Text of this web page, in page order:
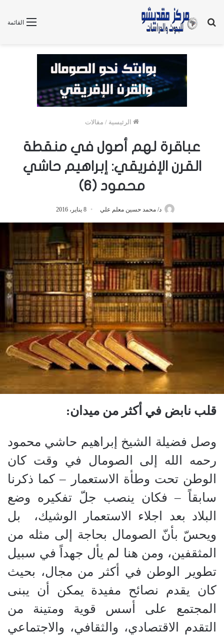
القائمة
بحث
الرئيسية / مقالات
عباقرة لهم أصول في منقطة
القرن الإفريقي: إبراهيم حاشي
محمود (6)
د/ محمد حسين معلم علي 8 يناير، 2016
قلب نابض في أكثر من ميدان:
وصل فضيلة الشيخ إبراهيم حاشي محمود
رحمه الله إلى الصومال في وقت كان
الوطن تحت وطأة الاستعمار
– كما ذكرنا
سابقاً – فكان ينصب جلّ تفكيره وضع
البلاد بعد اجلاء الاستعمار الوشيك،
بل
ويحسّ بأنّ الصومال بحاجة إلى مثله من
المثقفين، ومن هنا لم يأل جهداً في سبيل
تطوير الوطن في أكثر من مجال، بحيث
كان يقدم نصائح مفيدة يمكن أن يبنى
المجتمع على أسس قوية ومتينة من
التقدم الاقتصادي، والثقافي، والاجتماعي